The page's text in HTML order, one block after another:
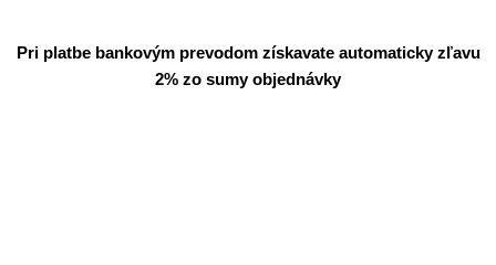
Pri platbe bankovým prevodom získavate automaticky zľavu
2% zo sumy objednávky